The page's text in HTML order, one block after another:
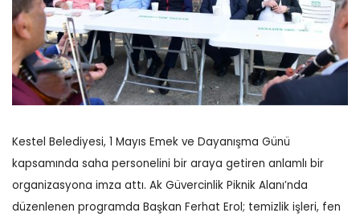
Kestel Belediyesi, 1 Mayıs Emek ve Dayanışma Günü
kapsamında saha personelini bir araya getiren anlamlı bir
organizasyona imza attı. Ak Güvercinlik Piknik Alanı’nda
düzenlenen programda Başkan Ferhat Erol; temizlik işleri, fen